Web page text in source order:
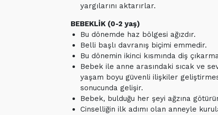
yargılarını aktarırlar.
BEBEKLİK (0-2 yaş)
Bu dönemde haz bölgesi ağızdır.
Belli başlı davranış biçimi emmedir.
Bu dönemin ikinci kısmında diş
Bebek ile anne arasındaki sıcak ve
yaşam boyu güvenli ilişkiler
sonucunda gelişir.
Bebek, bulduğu her şeyi ağzına
Cinselliğin ilk adımı olan anneyle